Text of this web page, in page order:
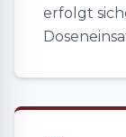
erfolgt